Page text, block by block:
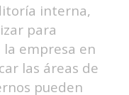
interna,
para
empresa en
las áreas de
pueden